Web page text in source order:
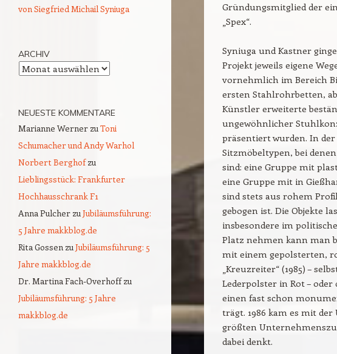
Gründungsmitglied der
„Spex“.
Syniuga und Kastner
Projekt jeweils eigene
vornehmlich im Bereich
ersten Stahlrohrbetten,
Künstler erweiterte
ungewöhnlicher
präsentiert wurden. In
Sitzmöbeltypen, bei
sind: eine Gruppe mit
eine Gruppe mit in
sind stets aus rohem
gebogen ist. Die Objekte
insbesondere im
Platz nehmen kann man
mit einem gepolsterten,
„Kreuzreiter“ (1985) –
Lederpolster in Rot – oder
einen fast schon
trägt. 1986 kam es mit
größten
dabei denkt.
von Siegfried Michail Syniuga
ARCHIV
Archiv
NEUESTE KOMMENTARE
Marianne Werner zuToni
Schumacher und Andy Warhol
Norbert Berghofzu
Lieblingsstück: Frankfurter
Hochhausschrank F1
Anna Pulcher zuJubiläumsführung:
5 Jahre makkblog.de
Rita Gossen zuJubiläumsführung: 5
Jahre makkblog.de
Dr. Martina Fach-Overhoffzu
Jubiläumsführung: 5 Jahre
makkblog.de